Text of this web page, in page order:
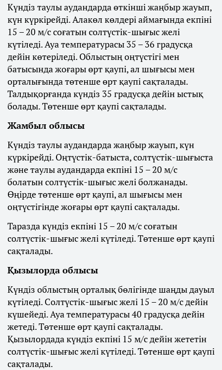
Күндіз таулы аудандарда өткінші жаңбыр жауып,
күн күркірейді. Алакөл көлдері аймағында екпіні
15 – 20 м/с соғатын солтүстік-шығыс желі
күтіледі. Ауа температурасы 35 – 36 градусқа
дейін көтеріледі. Облыстың оңтүстігі мен
батысында жоғары өрт қаупі, ал шығысы мен
орталығында төтенше өрт қаупі сақталады.
Талдықорғанда күндіз 35 градусқа дейін ыстық
болады. Төтенше өрт қаупі сақталады.
Жамбыл облысы
Күндіз таулы аудандарда жаңбыр жауып, күн
күркірейді. Оңтүстік-батыста, солтүстік-шығыста
және таулы аудандарда екпіні 15 – 20 м/с
болатын солтүстік-шығыс желі болжанады.
Өңірде төтенше өрт қаупі, ал шығысы мен
оңтүстігінде жоғары өрт қаупі сақталады.
Таразда күндіз екпіні 15 – 20 м/с соғатын
солтүстік-шығыс желі күтіледі. Төтенше өрт қаупі
сақталады.
Қызылорда облысы
Күндіз облыстың орталық бөлігінде шаңды дауыл
күтіледі. Солтүстік-шығыс желі 15 – 20 м/с дейін
күшейеді. Ауа температурасы 40 градусқа дейін
жетеді. Төтенше өрт қаупі сақталады.
Қызылордада күндіз екпіні 15 м/с дейін жететін
солтүстік-шығыс желі күтіледі. Төтенше өрт қаупі
сақталады.